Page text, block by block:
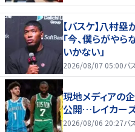
【バスケ】八村
「今、僕らがや
いかない」
2026/08/07 05:00バ
現地メディアの
公開…レイカー
2026/08/06 20:27バ